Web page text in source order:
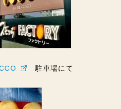
駐車場にて